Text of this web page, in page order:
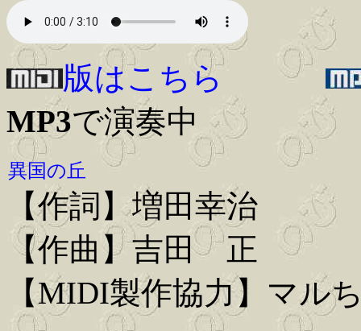
版はこちら
MP3で演奏中
異国の丘
【作詞】増田幸治
【作曲】吉田 正
【MIDI製作協力】マル